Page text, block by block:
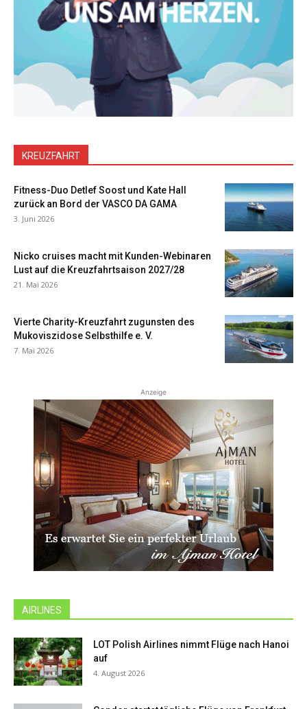
KREUZFAHRT
Fitness-Duo Detlef Soost und Kate Hall
zurück an Bord der VASCO DA GAMA
3. Juni 2026
Nicko cruises macht mit Kunden-Webinaren
Lust auf die Kreuzfahrtsaison 2027/28
21. Mai 2026
Vierte Charity-Kreuzfahrt zugunsten des
Mukoviszidose Selbsthilfe e. V.
7. Mai 2026
Anzeige
AIRLINES
LOT Polish Airlines nimmt Flüge nach Hanoi
auf
4. August 2026